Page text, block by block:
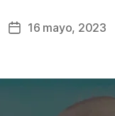
16 mayo, 2023